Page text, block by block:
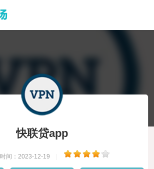
快联贷app
时间：2023-12-19